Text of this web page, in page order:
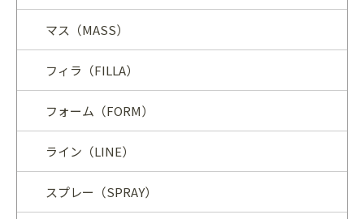
マス（MASS）
フィラ（FILLA）
フォーム（FORM）
ライン（LINE）
スプレー（SPRAY）